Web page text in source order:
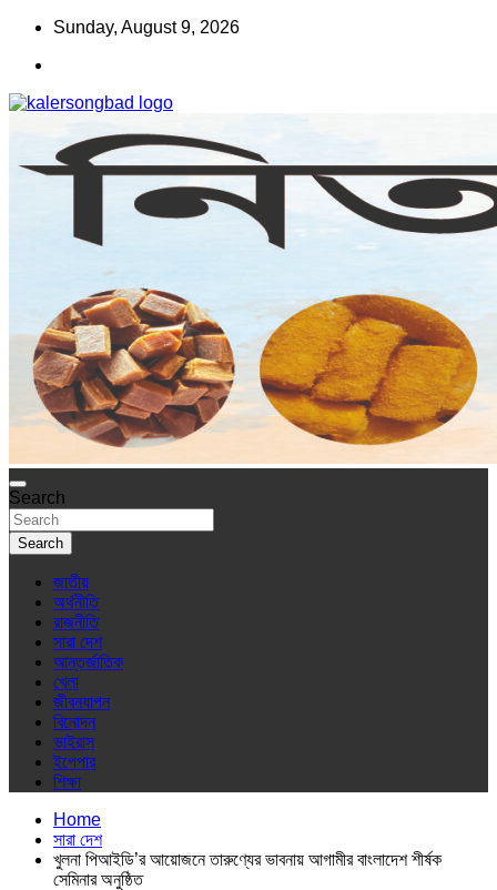
Skip
content
Sunday, August 9, 2026
কালের সংবাদ
www.kalersongbad.com
Search
Search
জাতীয়
অর্থনীতি
রাজনীতি
সারা দেশ
আন্তর্জাতিক
খেলা
জীবনযাপন
বিনোদন
ভাইরাস
ইপেপার
শিক্ষা
Home
সারা দেশ
খুলনা পিআইডি’র আয়োজনে তারুণ্যের ভাবনায় আগামীর বাংলাদেশ শীর্ষক
সেমিনার অনুষ্ঠিত